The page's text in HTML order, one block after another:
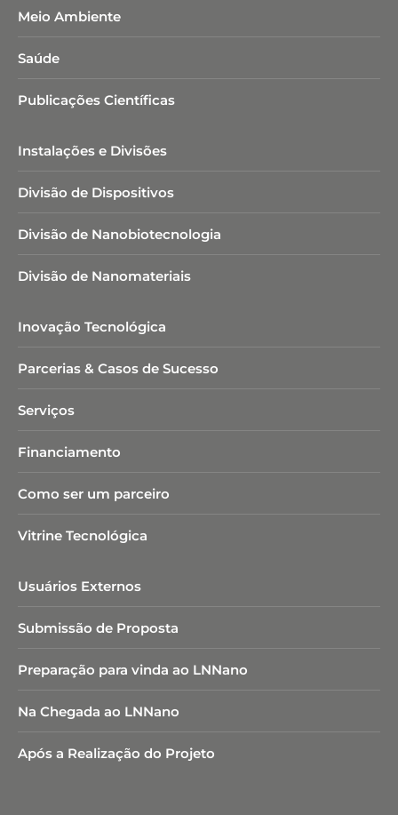
Meio Ambiente
Saúde
Publicações Científicas
Instalações e Divisões
Divisão de Dispositivos
Divisão de Nanobiotecnologia​
Divisão de Nanomateriais
Inovação Tecnológica
Parcerias & Casos de Sucesso
Serviços
Financiamento
Como ser um parceiro
Vitrine Tecnológica
Usuários Externos
Submissão de Proposta
Preparação para vinda ao LNNano
Na Chegada ao LNNano
Após a Realização do Projeto